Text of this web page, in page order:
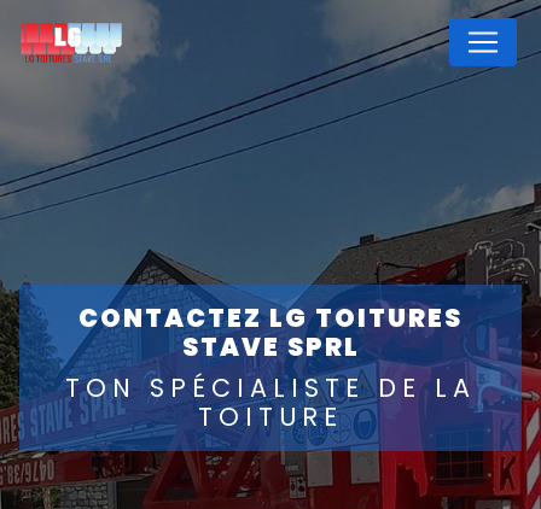
CONTACTEZ LG TOITURES
STAVE SPRL
TON SPÉCIALISTE DE LA
TOITURE
Panneau de gestion des cookies